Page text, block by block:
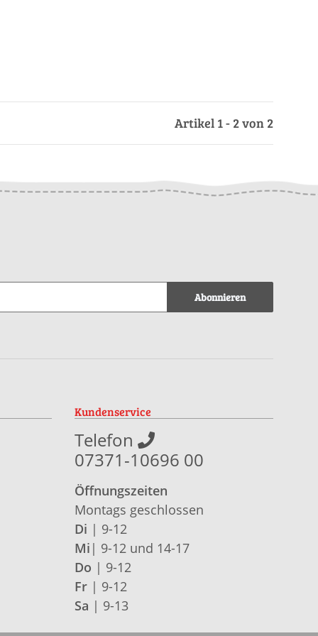
Artikel 1 - 2 von 2
Abonnieren
Kundenservice
Telefon
07371-10696 00
Öffnungszeiten
Montags geschlossen
Di | 9-12
Mi | 9-12 und 14-17
Do | 9-12
Fr| 9-12
Sa | 9-13